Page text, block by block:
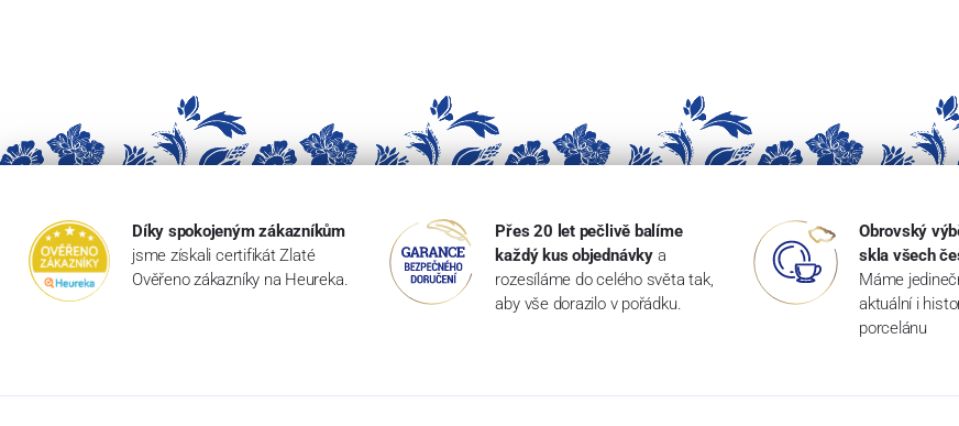
Díky spokojeným zákazníkům
jsme získali certifikát Zlaté
Ověřeno zákazníky na Heureka.
Přes 20 let pečlivě balíme
každý kus objednávky a
rozesíláme do celého světa tak,
aby vše dorazilo v pořádku.
Obrovský
skla všech
Máme
aktuální i
porcelánu